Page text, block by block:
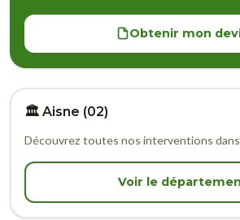
Obtenir mon
🏛️ Aisne (02)
Découvrez toutes nos interventions
Voir le